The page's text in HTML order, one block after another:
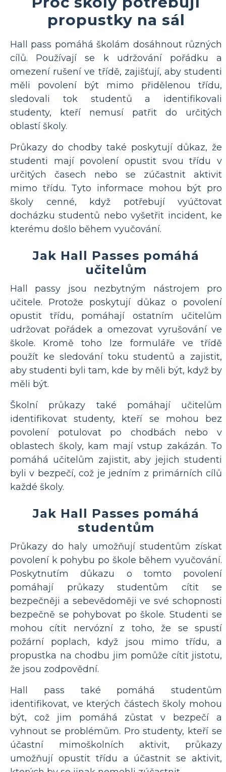
propustky na sál
Hall pass pomáhá školám dosáhnout různých
cílů. Používají se k udržování pořádku a
omezení rušení ve třídě, zajišťují, aby studenti
měli povolení být mimo přidělenou třídu,
sledovali tok studentů a identifikovali
studenty, kteří nemusí patřit do určitých
oblastí školy.
Průkazy do chodby také poskytují důkaz, že
studenti mají povolení opustit svou třídu v
určitých časech nebo se zúčastnit aktivit
mimo třídu. Tyto informace mohou být pro
školy cenné, když potřebují vyúčtovat
docházku studentů nebo vyšetřit incident, ke
kterému došlo během vyučování.
Jak Hall Passes pomáhá
učitelům
Hall passy jsou nezbytným nástrojem pro
učitele. Protože poskytují důkaz o povolení
opustit třídu, pomáhají ostatním učitelům
udržovat pořádek a omezovat vyrušování ve
škole. Kromě toho lze formuláře ve třídě
použít ke sledování toku studentů a zajistit,
aby studenti byli tam, kde by měli být, když by
měli být.
Školní průkazy také pomáhají učitelům
identifikovat studenty, kteří se mohou bez
povolení potulovat po chodbách nebo v
oblastech školy, kam mají vstup zakázán. To
pomáhá učitelům zajistit, aby jejich studenti
byli v bezpečí, což je jedním z primárních cílů
každé školy.
Jak Hall Passes pomáhá
studentům
Průkazy do haly umožňují studentům získat
povolení k pohybu po škole během vyučování.
Poskytnutím důkazu o tomto povolení
pomáhají průkazy studentům cítit se
bezpečněji a sebevědoměji ve své schopnosti
bezpečně se pohybovat po škole. Studenti se
mohou cítit nervózní z toho, že se spustí
požární poplach, když jsou mimo třídu, a
propustka na chodbu jim pomůže cítit jistotu,
že jsou zodpovědní.
Hall pass také pomáhá studentům
identifikovat, ve kterých částech školy mohou
být, což jim pomáhá zůstat v bezpečí a
vyhnout se problémům. Pro studenty, kteří se
účastní mimoškolních aktivit, průkazy
umožňují opustit třídu a účastnit se aktivit,